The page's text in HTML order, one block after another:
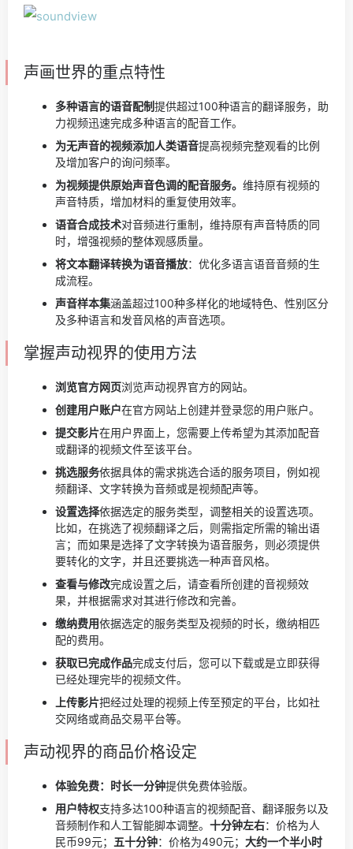
声画世界的重点特性
多种语言的语音配制提供超过100种语言的翻译服务，助
力视频迅速完成多种语言的配音工作。
为无声音的视频添加人类语音提高视频完整观看的比例
及增加客户的询问频率。
为视频提供原始声音色调的配音服务。 维持原有视频的
声音特质，增加材料的重复使用效率。
语音合成技术对音频进行重制，维持原有声音特质的同
时，增强视频的整体观感质量。
将文本翻译转换为语音播放：优化多语言语音音频的生
成流程。
声音样本集涵盖超过100种多样化的地域特色、性别区分
及多种语言和发音风格的声音选项。
掌握声动视界的使用方法
浏览官方网页浏览声动视界官方的网站。
创建用户账户在官方网站上创建并登录您的用户账户。
提交影片在用户界面上，您需要上传希望为其添加配音
或翻译的视频文件至该平台。
挑选服务依据具体的需求挑选合适的服务项目，例如视
频翻译、文字转换为音频或是视频配声等。
设置选择依据选定的服务类型，调整相关的设置选项。
比如，在挑选了视频翻译之后，则需指定所需的输出语
言；而如果是选择了文字转换为语音服务，则必须提供
要转化的文字，并且还要挑选一种声音风格。
查看与修改完成设置之后，请查看所创建的音视频效
果，并根据需求对其进行修改和完善。
缴纳费用依据选定的服务类型及视频的时长，缴纳相匹
配的费用。
获取已完成作品完成支付后，您可以下载或是立即获得
已经处理完毕的视频文件。
上传影片把经过处理的视频上传至预定的平台，比如社
交网络或商品交易平台等。
声动视界的商品价格设定
体验免费：时长一分钟提供免费体验版。
用户特权支持多达100种语言的视频配音、翻译服务以及
音频制作和人工智能脚本调整。 十分钟左右：价格为人
民币99元； 五十分钟：价格为490元； 大约一个半小时